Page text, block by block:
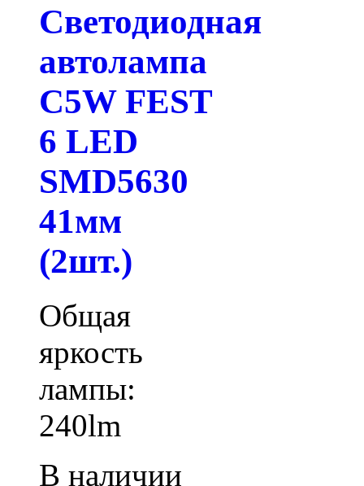
Светодиодная
автолампа
C5W FEST
6 LED
SMD5630
41мм
(2шт.)
Общая
яркость
лампы:
240lm
В наличии